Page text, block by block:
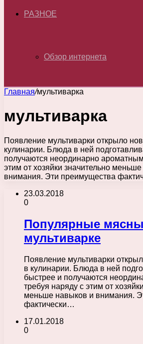
РАЗНОЕ
Обзор интернета
Главная/мультиварка
мультиварка
Появление мультиварки открыло
кулинарии. Блюда в ней
получаются неординарно
этим от хозяйки значительно
внимания. Эти преимущества
23.03.2018
0
Популярные
мультиварке
Появление мультиварки
в кулинарии. Блюда в ней
быстрее и получаются
требуя наряду с этим от
меньше навыков и внимания.
фактически…
17.01.2018
0